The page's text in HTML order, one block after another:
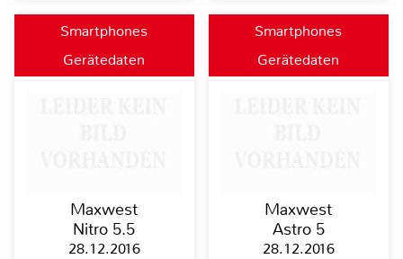
Smartphones
Gerätedaten
Maxwest
Nitro 5.5
28.12.2016
Smartphones
Gerätedaten
Maxwest
Astro 5
28.12.2016